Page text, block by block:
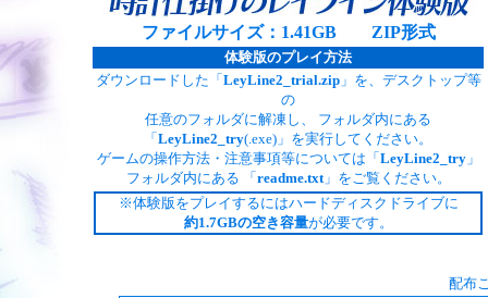
ファイルサイズ：1.41GB ZIP形式
体験版のプレイ方法
ダウンロードした「 LeyLine2_trial.zip」を、デスクトップ等
の
任意のフォルダに解凍し、 フォルダ内にある
「 LeyLine2_try(.exe)」を実行してください。
ゲームの操作方法・注意事項等については「 LeyLine2_try」
フォルダ内にある 「 readme.txt」をご覧ください。
※体験版をプレイするにはハードディスクドライブに
約1.7GBの空き容量が必要です。
配布